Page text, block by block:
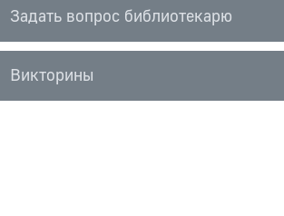
Задать вопрос библиотекарю
Викторины